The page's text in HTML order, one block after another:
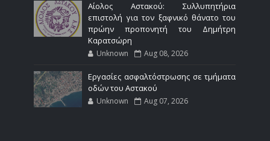
Αίολος Αστακού: Συλλυπητήρια
επιστολή για τον ξαφνικό θάνατο του
πρώην προπονητή του Δημήτρη
Καρατσώρη
Unknown Aug 08, 2026
Εργασίες ασφαλτόστρωσης σε τμήματα
οδών του Αστακού
Unknown Aug 07, 2026